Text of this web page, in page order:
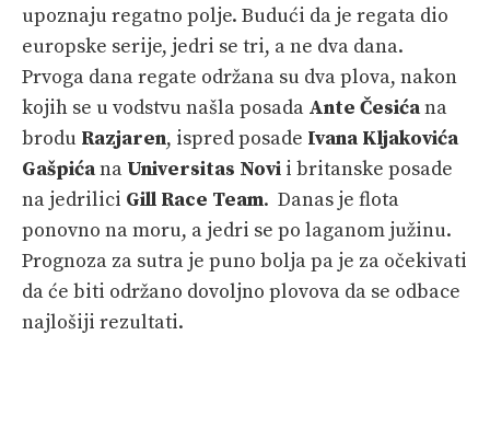
upoznaju regatno polje. Budući da je regata dio
europske serije, jedri se tri, a ne dva dana.
Prvoga dana regate održana su dva plova, nakon
kojih se u vodstvu našla posada Ante Česićana
brodu Razjaren, ispred posade Ivana Kljakovića
Gašpićana Universitas Novi i britanske posade
na jedrilici Gill Race Team. Danas je flota
ponovno na moru, a jedri se po laganom južinu.
Prognoza za sutra je puno bolja pa je za očekivati
da će biti održano dovoljno plovova da se odbace
najlošiji rezultati.